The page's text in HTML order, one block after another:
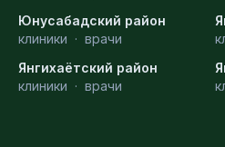
Юнусабадский район
клиники · врачи
Янгихаётский район
клиники · врачи